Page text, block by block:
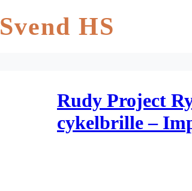
Svend HS
Rudy Project
cykelbrille –